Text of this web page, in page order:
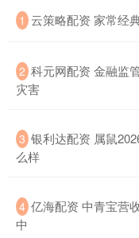
1 云策略配资 家常经
2 科元网配资 金融监
灾害
3 银利达配资 属鼠
么样
4 亿海配资 中青宝营
中